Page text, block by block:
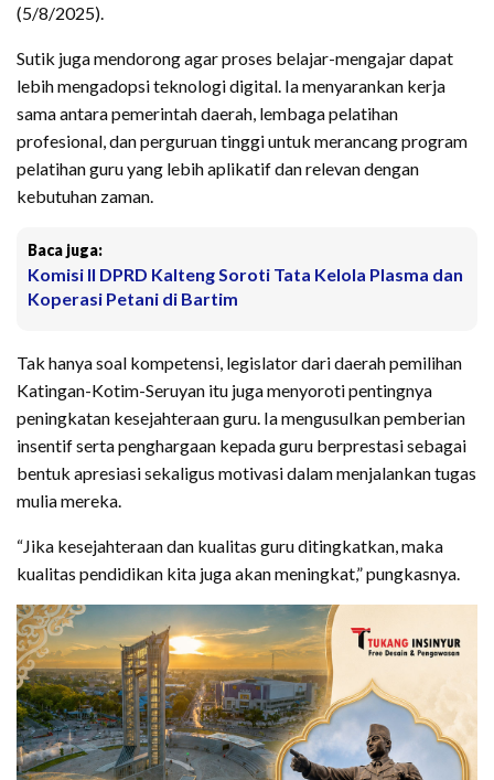
(5/8/2025).
Sutik juga mendorong agar proses belajar-mengajar dapat
lebih mengadopsi teknologi digital. Ia menyarankan kerja
sama antara pemerintah daerah, lembaga pelatihan
profesional, dan perguruan tinggi untuk merancang program
pelatihan guru yang lebih aplikatif dan relevan dengan
kebutuhan zaman.
Baca juga:
Komisi II DPRD Kalteng Soroti Tata Kelola Plasma dan
Koperasi Petani di Bartim
Tak hanya soal kompetensi, legislator dari daerah pemilihan
Katingan-Kotim-Seruyan itu juga menyoroti pentingnya
peningkatan kesejahteraan guru. Ia mengusulkan pemberian
insentif serta penghargaan kepada guru berprestasi sebagai
bentuk apresiasi sekaligus motivasi dalam menjalankan tugas
mulia mereka.
“Jika kesejahteraan dan kualitas guru ditingkatkan, maka
kualitas pendidikan kita juga akan meningkat,” pungkasnya.